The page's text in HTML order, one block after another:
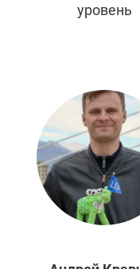
уровень